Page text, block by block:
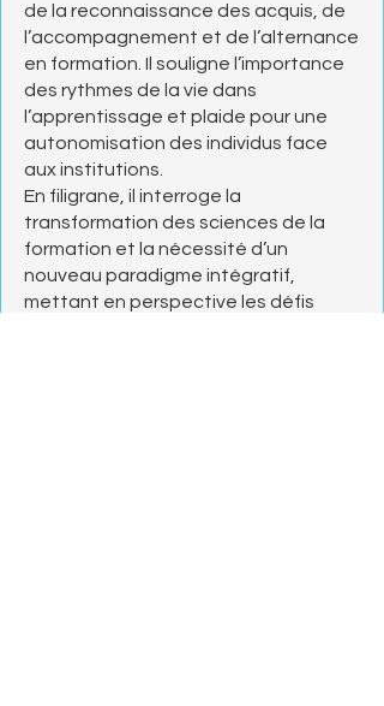
de la reconnaissance des acquis, de
l’accompagnement et de l’alternance
en formation. Il souligne l’importance
des rythmes de la vie dans
l’apprentissage et plaide pour une
autonomisation des individus face
aux institutions.
En filigrane, il interroge la
transformation des sciences de la
formation et la nécessité d’un
nouveau paradigme intégratif,
mettant en perspective les défis